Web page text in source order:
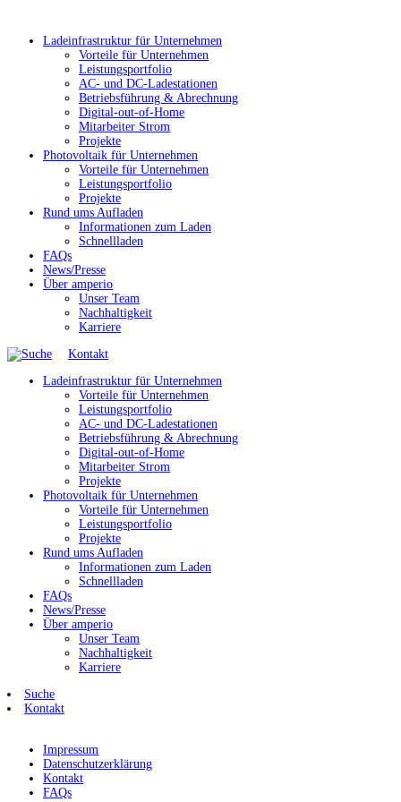
Ladeinfrastruktur für Unternehmen
Vorteile für Unternehmen
Leistungsportfolio
AC- und DC-Ladestationen
Betriebsführung & Abrechnung
Digital-out-of-Home
Mitarbeiter Strom
Projekte
Photovoltaik für Unternehmen
Vorteile für Unternehmen
Leistungsportfolio
Projekte
Rund ums Aufladen
Informationen zum Laden
Schnellladen
FAQs
News/Presse
Über amperio
Unser Team
Nachhaltigkeit
Karriere
Kontakt
Ladeinfrastruktur für Unternehmen
Vorteile für Unternehmen
Leistungsportfolio
AC- und DC-Ladestationen
Betriebsführung & Abrechnung
Digital-out-of-Home
Mitarbeiter Strom
Projekte
Photovoltaik für Unternehmen
Vorteile für Unternehmen
Leistungsportfolio
Projekte
Rund ums Aufladen
Informationen zum Laden
Schnellladen
FAQs
News/Presse
Über amperio
Unser Team
Nachhaltigkeit
Karriere
Suche
Kontakt
Impressum
Datenschutzerklärung
Kontakt
FAQs